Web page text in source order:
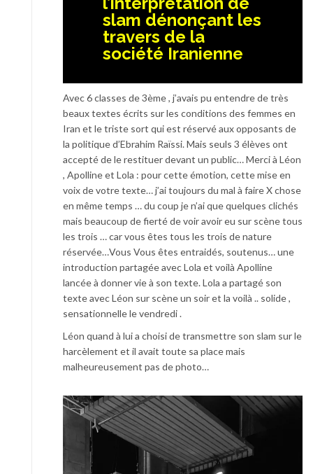
slam dénonçant les
travers de la
société Iranienne
Avec 6 classes de 3ème , j’avais pu entendre de très
beaux textes écrits sur les conditions des femmes en
Iran et le triste sort qui est réservé aux opposants de
la politique d’Ebrahim Raïssi. Mais seuls 3 élèves ont
accepté de le restituer devant un public… Merci à Léon
, Apolline et Lola : pour cette émotion, cette mise en
voix de votre texte… j’ai toujours du mal à faire X chose
en même temps … du coup je n’ai que quelques clichés
mais beaucoup de fierté de voir avoir eu sur scène tous
les trois … car vous êtes tous les trois de nature
réservée…Vous Vous êtes entraidés, soutenus… une
introduction partagée avec Lola et voilà Apolline
lancée à donner vie à son texte. Lola a partagé son
texte avec Léon sur scène un soir et la voilà .. solide ,
sensationnelle le vendredi .
Léon quand à lui a choisi de transmettre son slam sur le
harcèlement et il avait toute sa place mais
malheureusement pas de photo…